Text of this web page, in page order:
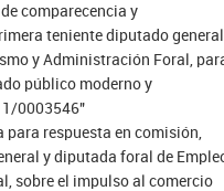
comparecencia y
teniente diputado
y Administración Foral,
público moderno y
0003546"
respuesta en comisión,
y diputada foral de
sobre el impulso al comercio